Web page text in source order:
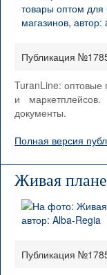
Публикация
TuranLine: оптовые
и
документы.
Полная версия
Живая
Публикация